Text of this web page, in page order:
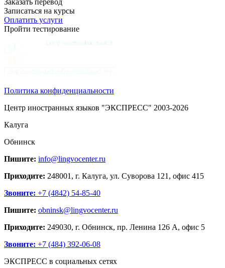
Записаться на курсы
Оплатить услуги
Пройти тестирование
Политика конфиденциальности
Центр иностранных языков "ЭКСПРЕСС" 2003-2026
Калуга
Обнинск
Пишите: info@lingvocenter.ru
Приходите: 248001, г. Калуга, ул. Суворова 121, офис 415
Звоните: +7 (4842) 54-85-40
Пишите: obninsk@lingvocenter.ru
Приходите: 249030, г. Обнинск, пр. Ленина 126 А, офис 5
Звоните: +7 (484) 392-06-08
ЭКСПРЕСС в социальных сетях